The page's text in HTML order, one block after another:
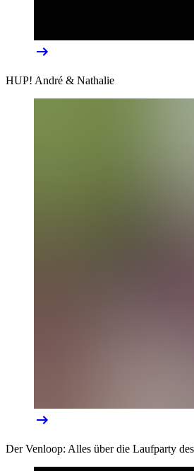
HUP! André & Nathalie
Der Venloop: Alles über die Laufparty des